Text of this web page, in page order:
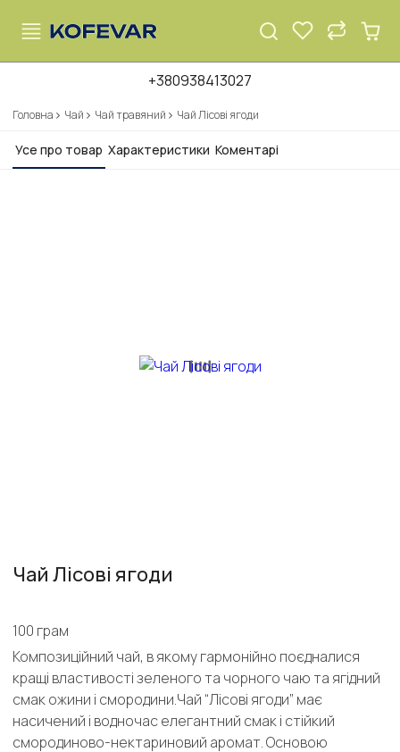
+380938413027
Головна Чай Чай травяний Чай Лісові ягоди
Усе про товар Характеристики Коментарі
Чай Лісові ягоди
100 грам
Композиційний чай, в якому гармонійно поєдналися
кращі властивості зеленого та чорного чаю та ягідний
смак ожини і смородини.Чай “Лісові ягоди” має
насичений і водночас елегантний смак і стійкий
смородиново-нектариновий аромат. Основою